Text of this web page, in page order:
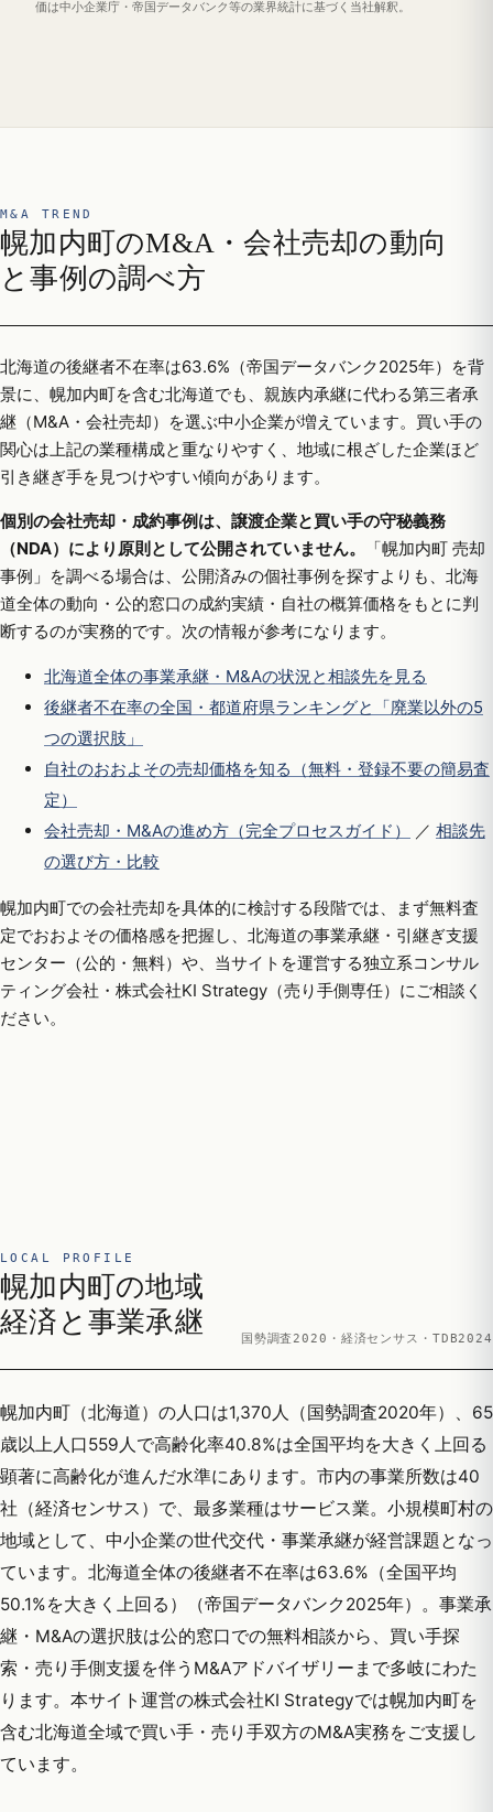
価は中小企業庁・帝国データバンク等の業界統計に基づく当社解釈。
M&A TREND
幌加内町のM&A・会社売却の動向
と事例の調べ方
北海道の後継者不在率は63.6%（帝国データバンク2025年）を背
景に、幌加内町を含む北海道でも、親族内承継に代わる第三者承
継（M&A・会社売却）を選ぶ中小企業が増えています。買い手の
関心は上記の業種構成と重なりやすく、地域に根ざした企業ほど
引き継ぎ手を見つけやすい傾向があります。
個別の会社売却・成約事例は、譲渡企業と買い手の守秘義務
（NDA）により原則として公開されていません。
「幌加内町 売却
事例」を調べる場合は、公開済みの個社事例を探すよりも、北海
道全体の動向・公的窓口の成約実績・自社の概算価格をもとに判
断するのが実務的です。次の情報が参考になります。
北海道全体の事業承継・M&Aの状況と相談先を見る
後継者不在率の全国・都道府県ランキングと「廃業以外の5
つの選択肢」
自社のおおよその売却価格を知る（無料・登録不要の簡易査
定）
会社売却・M&Aの進め方（完全プロセスガイド）
／ 相談先
の選び方・比較
幌加内町での会社売却を具体的に検討する段階では、まず無料査
定でおおよその価格感を把握し、北海道の事業承継・引継ぎ支援
センター（公的・無料）や、当サイトを運営する独立系コンサル
ティング会社・株式会社KI Strategy（売り手側専任）にご相談く
ださい。
LOCAL PROFILE
幌加内町の地域
経済と事業承継
国勢調査2020・経済センサス・TDB2024
幌加内町（北海道）の人口は1,370人（国勢調査2020年）、65
歳以上人口559人で高齢化率40.8%は全国平均を大きく上回る
顕著に高齢化が進んだ水準にあります。市内の事業所数は40
社（経済センサス）で、最多業種はサービス業。小規模町村の
地域として、中小企業の世代交代・事業承継が経営課題となっ
ています。北海道全体の後継者不在率は63.6%（全国平均
50.1%を大きく上回る）（帝国データバンク2025年）。事業承
継・M&Aの選択肢は公的窓口での無料相談から、買い手探
索・売り手側支援を伴うM&Aアドバイザリーまで多岐にわた
ります。本サイト運営の株式会社KI Strategyでは幌加内町を
含む北海道全域で買い手・売り手双方のM&A実務をご支援し
ています。